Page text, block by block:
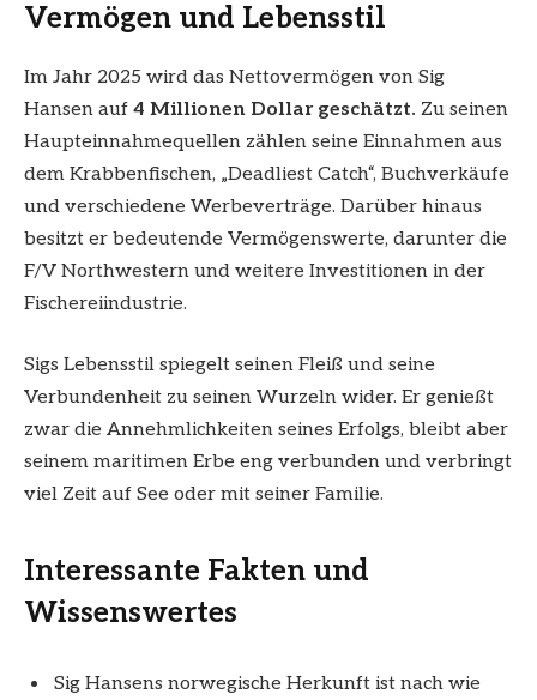
Vermögen und Lebensstil
Im Jahr 2025 wird das Nettovermögen von Sig
Hansen auf 4 Millionen Dollar geschätzt. Zu seinen
Haupteinnahmequellen zählen seine Einnahmen aus
dem Krabbenfischen, „Deadliest Catch“, Buchverkäufe
und verschiedene Werbeverträge. Darüber hinaus
besitzt er bedeutende Vermögenswerte, darunter die
F/V Northwestern und weitere Investitionen in der
Fischereiindustrie.
Sigs Lebensstil spiegelt seinen Fleiß und seine
Verbundenheit zu seinen Wurzeln wider. Er genießt
zwar die Annehmlichkeiten seines Erfolgs, bleibt aber
seinem maritimen Erbe eng verbunden und verbringt
viel Zeit auf See oder mit seiner Familie.
Interessante Fakten und
Wissenswertes
Sig Hansens norwegische Herkunft ist nach wie